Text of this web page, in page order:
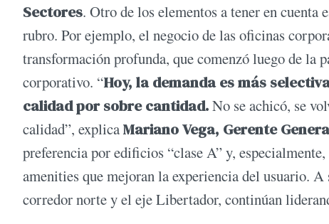
Sectores. Otro de los elementos a tener en cuenta
rubro. Por ejemplo, el negocio de las oficinas
transformación profunda, que comenzó luego de la
corporativo. “Hoy, la demanda es más
calidad por sobre cantidad.No se achicó, se
calidad”, explicaMariano Vega, Gerente
preferencia por edificios “clase A” y,
amenities que mejoran la experiencia del usuario.
corredor norte y el eje Libertador, continúan